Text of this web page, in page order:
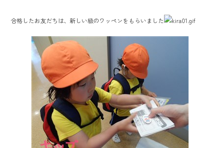
合格したお友だちは、新しい級のワッペンをもらいました